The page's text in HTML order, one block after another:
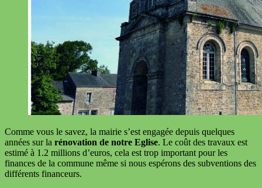
Comme vous le savez, la mairie s’est engagée depuis quelques
années sur la rénovation de notre Eglise. Le coût des travaux est
estimé à 1.2 millions d’euros, cela est trop important pour les
finances de la commune même si nous espérons des subventions des
différents financeurs.